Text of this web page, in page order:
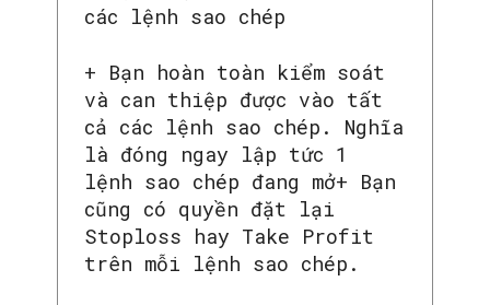
các lệnh sao chép
+ Bạn hoàn toàn kiểm soát
và can thiệp được vào tất
cả các lệnh sao chép. Nghĩa
là đóng ngay lập tức 1
lệnh sao chép đang mở+ Bạn
cũng có quyền đặt lại
Stoploss hay Take Profit
trên mỗi lệnh sao chép.